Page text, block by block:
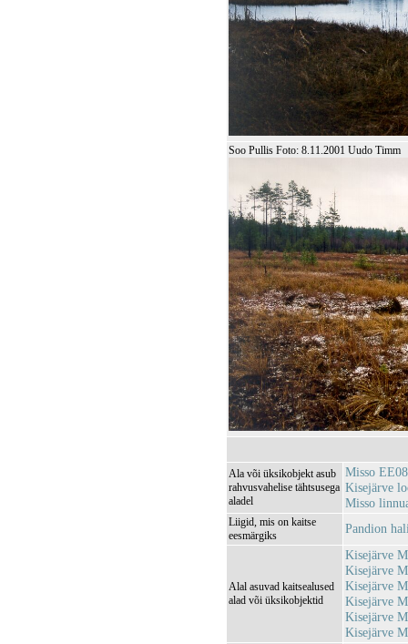
Soo Pullis Foto: 8.11.2001 Uudo Timm
Ala või üksikobjekt asub
rahvusvahelise tähtsusega
aladel
Misso
Kisejärve
Misso
Liigid, mis on kaitse
eesmärgiks
Pandion
Alal asuvad kaitsealused
alad või üksikobjektid
Kisejärve
Kisejärve
Kisejärve
Kisejärve
Kisejärve
Kisejärve